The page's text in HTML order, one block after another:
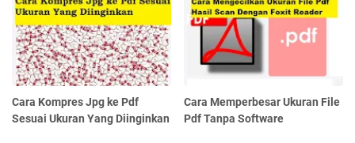
Cara Kompres Jpg ke Pdf
Sesuai Ukuran Yang Diinginkan
Cara Memperbesar Ukuran File
Pdf Tanpa Software